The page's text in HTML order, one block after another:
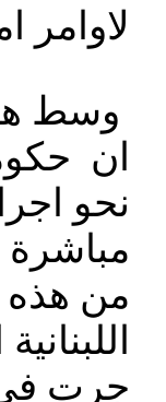
لاوامر
وسط
ان
نحو
مباشرة
من هذه
جرت